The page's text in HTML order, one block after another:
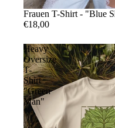
Frauen T-Shirt - "Blue
€18,00
Heavy
Oversize
T-
Shirt
"Green
Man"